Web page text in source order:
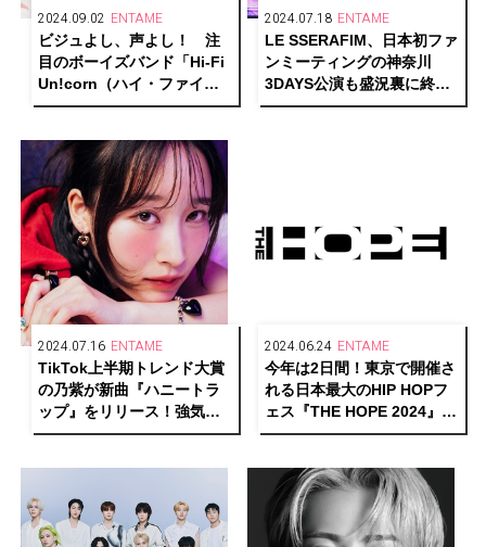
2024.09.02 ENTAME
ビジュよし、声よし！ 注
目のボーイズバンド「Hi-Fi
Un!corn（ハイ・ファイ・
ユニコーン）」がカバーに
2024.07.18 ENTAME
LE SSERAFIM、日本初ファ
ンミーティングの神奈川
3DAYS公演も盛況裏に終
了！ …兵庫、愛知、神奈川
2024.07.16 ENTAME
TikTok上半期トレンド大賞
の乃紫が新曲『ハニートラ
ップ』をリリース！強気な
女の子を描く彼女の根源と
2024.06.24 ENTAME
今年は2日間！東京で開催さ
れる日本最大のHIP HOPフ
ェス『THE HOPE 2024』ア
ーティストラインナップ第